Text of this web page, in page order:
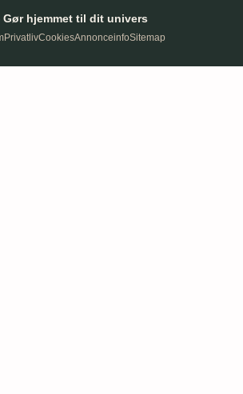
hjemmet til dit univers
PrivatlivCookiesAnnonceinfoSitemap